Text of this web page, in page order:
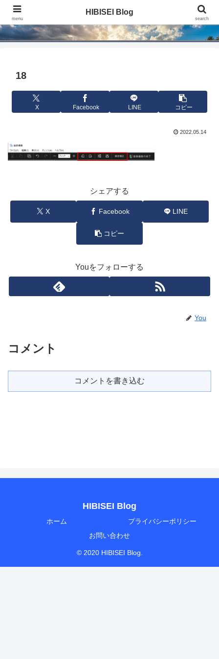
HIBISEI Blog
18
X Facebook LINE コピー
2022.05.14
シェアする
X Facebook LINE
コピー
Youをフォローする
You
コメント
コメントを書き込む
HIBISEI Blog
ホーム
プライバシーポリシー
お問い合わせ
© 2020 HIBISEI Blog.
menu
HIBISEI Blog
search